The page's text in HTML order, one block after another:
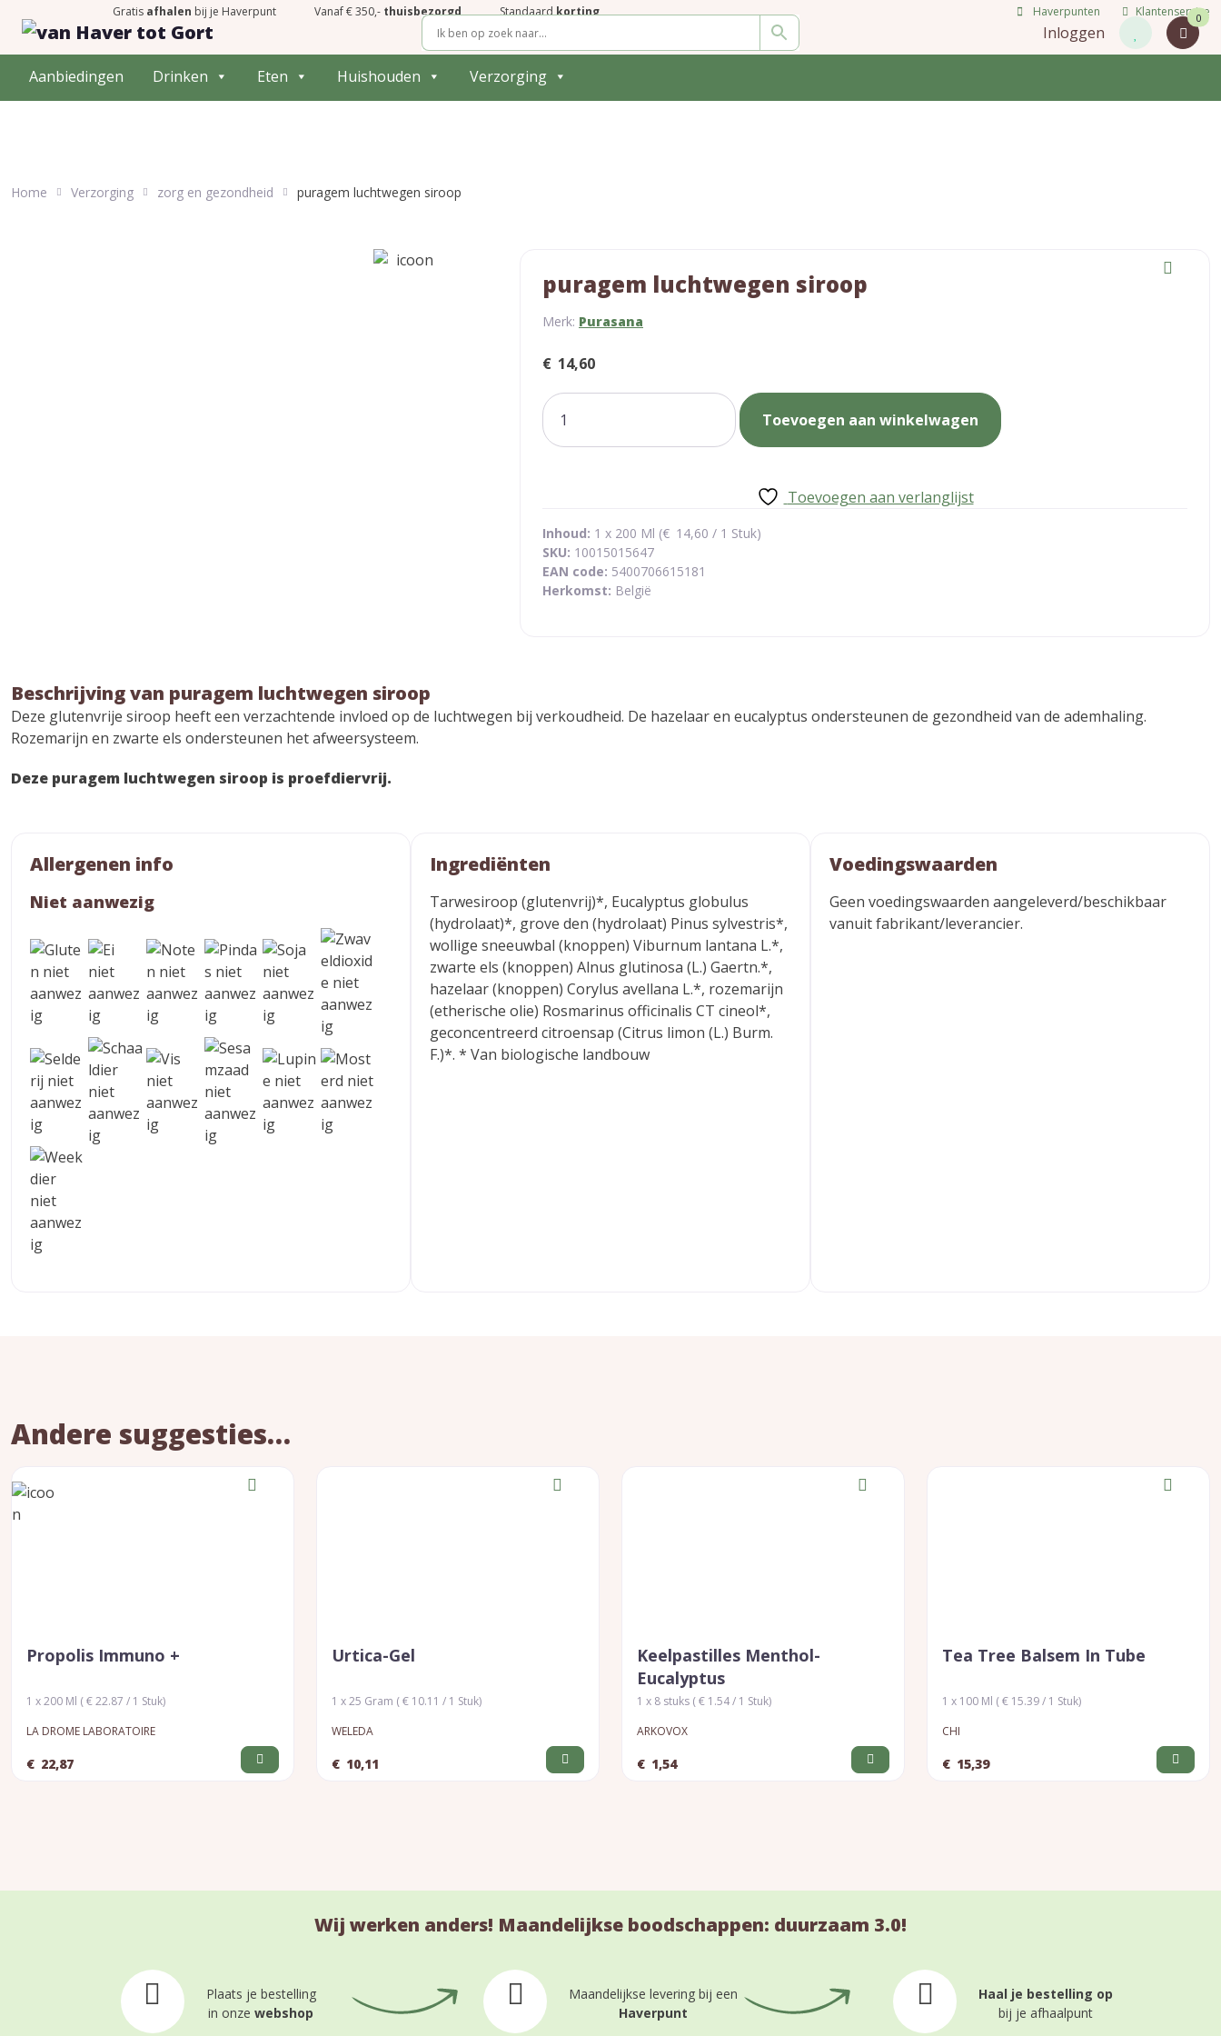
Gratis afhalen bij je Haverpunt Vanaf € 350,- thuisbezorgd Standaardkorting Haverpunten Klantenservice
Inloggen
0
Aanbiedingen Drinken Eten Huishouden Verzorging
Home Verzorging zorg en gezondheid puragem luchtwegen siroop
puragem luchtwegen siroop
Merk: Purasana
€ 14,60
puragem
luchtwegen
siroop
Toevoegen aan winkelwagen
Toevoegen aan verlanglijst
Inhoud: 1 x 200 Ml (€ 14,60 / 1 Stuk)
SKU: 10015015647
EAN code: 5400706615181
Herkomst: België
Beschrijving van puragem luchtwegen siroop
Deze glutenvrije siroop heeft een verzachtende invloed op de luchtwegen bij verkoudheid. De hazelaar en eucalyptus ondersteunen de gezondheid van de ademhaling.
Rozemarijn en zwarte els ondersteunen het afweersysteem.
Deze puragem luchtwegen siroop is proefdiervrij.
Allergenen info
Niet aanwezig
Ingrediënten
Tarwesiroop (glutenvrij)*, Eucalyptus globulus
(hydrolaat)*, grove den (hydrolaat) Pinus sylvestris*,
wollige sneeuwbal (knoppen) Viburnum lantana L.*,
zwarte els (knoppen) Alnus glutinosa (L.) Gaertn.*,
hazelaar (knoppen) Corylus avellana L.*, rozemarijn
(etherische olie) Rosmarinus officinalis CT cineol*,
geconcentreerd citroensap (Citrus limon (L.) Burm.
F.)*. * Van biologische landbouw
Voedingswaarden
Geen voedingswaarden aangeleverd/beschikbaar
vanuit fabrikant/leverancier.
Andere suggesties…
Propolis Immuno +
1 x 200 Ml ( € 22.87 / 1 Stuk)
LA DROME LABORATOIRE
€ 22,87
Urtica-Gel
1 x 25 Gram ( € 10.11 / 1 Stuk)
WELEDA
€ 10,11
Keelpastilles Menthol-
Eucalyptus
1 x 8 stuks ( € 1.54 / 1 Stuk)
ARKOVOX
€ 1,54
Tea Tree Balsem In Tube
1 x 100 Ml ( € 15.39 / 1 Stuk)
CHI
€ 15,39
Wij werken anders! Maandelijkse boodschappen: duurzaam 3.0!
Plaats je bestelling
in onze webshop
Maandelijkse levering bij een
Haverpunt
Haal je bestelling op
bij je afhaalpunt